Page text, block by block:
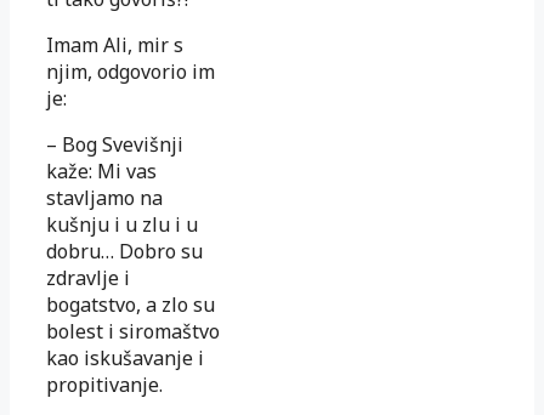
Imam Ali, mir s
njim, odgovorio im
je:
– Bog Svevišnji
kaže: Mi vas
stavljamo na
kušnju i u zlu i u
dobru… Dobro su
zdravlje i
bogatstvo, a zlo su
bolest i siromaštvo
kao iskušavanje i
propitivanje.